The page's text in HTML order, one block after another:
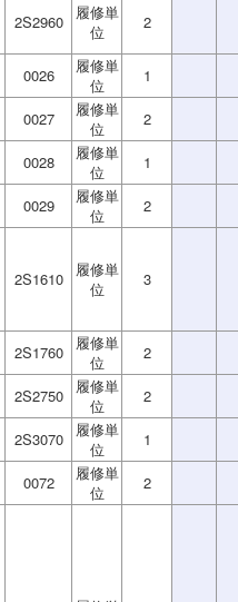
2S2960
履修単
位
2
0026
履修単
位
1
0027
履修単
位
2
0028
履修単
位
1
0029
履修単
位
2
2S1610
履修単
位
3
2S1760
履修単
位
2
2S2750
履修単
位
2
2S3070
履修単
位
1
0072
履修単
位
2